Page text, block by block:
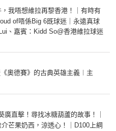
，我唔想維拉再黎香港！｜有時有
of唔係Big 6既球迷｜永遠真球
、嘉賓：Kidd So@香港維拉球迷
奧德賽》的古典英雄主義︱主
廣直擊！尋找冰糖葫蘆的故事！｜
芒果奶西，涼透心！｜D100上綱